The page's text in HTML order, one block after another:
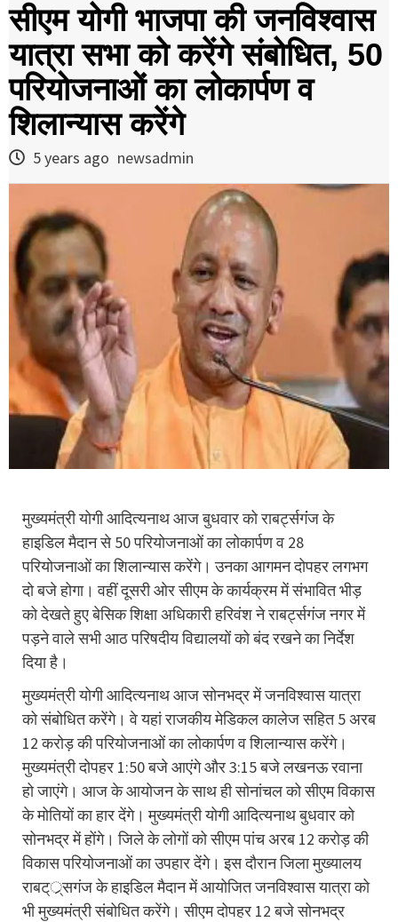
सीएम योगी भाजपा की जनविश्वास
यात्रा सभा को करेंगे संबोधित, 50
परियोजनाओं का लोकार्पण व
शिलान्यास करेंगे
5 years ago newsadmin
मुख्यमंत्री योगी आदित्यनाथ आज बुधवार को राबर्ट्सगंंज के
हाइडिल मैदान से 50 परियोजनाओं का लोकार्पण व 28
परियोजनाओं का शिलान्यास करेंगे। उनका आगमन दोपहर लगभग
दो बजे होगा। वहीं दूसरी ओर सीएम के कार्यक्रम में संभावित भीड़
को देखते हुए बेसिक शिक्षा अधिकारी हरिवंश ने राबर्ट्सगंज नगर में
पड़ने वाले सभी आठ परिषदीय विद्यालयों को बंद रखने का निर्देश
दिया है।
मुख्यमंत्री योगी आदित्यनाथ आज सोनभद्र में जनविश्वास यात्रा
को संबोधित करेंगे। वे यहां राजकीय मेडिकल कालेज सहित 5 अरब
12 करोड़ की परियोजनाओं का लोकार्पण व शिलान्यास करेंगे।
मुख्यमंत्री दोपहर 1:50 बजे आएंगे और 3:15 बजे लखनऊ रवाना
हो जाएंगे। आज के आयोजन के साथ ही सोनांचल को सीएम विकास
के मोतियों का हार देंगे। मुख्यमंत्री योगी आदित्यनाथ बुधवार को
सोनभद्र में होंगे। जिले के लोगों को सीएम पांच अरब 12 करोड़ की
विकास परियोजनाओं का उपहार देंगे। इस दौरान जिला मुख्यालय
राबट््र्सगंज के हाइडिल मैदान में आयोजित जनविश्वास यात्रा को
भी मुख्यमंत्री संबोधित करेंगे। सीएम दोपहर 12 बजे सोनभद्र